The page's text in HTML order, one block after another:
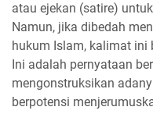
atau ejekan (satire)
Namun, jika dibedah
hukum Islam, kalimat ini
Ini adalah pernyataan
mengonstruksikan
berpotensi